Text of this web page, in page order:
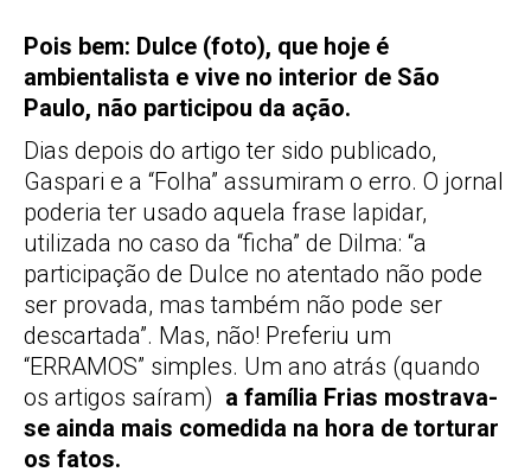
Pois bem: Dulce (foto), que hoje é
ambientalista e vive no interior de São
Paulo, não participou da ação.
Dias depois do artigo ter sido publicado,
Gaspari e a “Folha” assumiram o erro. O jornal
poderia ter usado aquela frase lapidar,
utilizada no caso da “ficha” de Dilma: “a
participação de Dulce no atentado não pode
ser provada, mas também não pode ser
descartada”. Mas, não! Preferiu um
“ERRAMOS” simples. Um ano atrás (quando
os artigos saíram) a família Frias mostrava-
se ainda mais comedida na hora de torturar
os fatos.